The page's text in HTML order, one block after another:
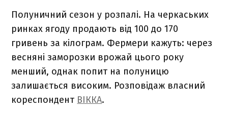
Полуничний сезон у розпалі. На черкаських
ринках ягоду продають від 100 до 170
гривень за кілограм. Фермери кажуть: через
весняні заморозки врожай цього року
менший, однак попит на полуницю
залишається високим. Розповідаж власний
кореспондент ВІККА.